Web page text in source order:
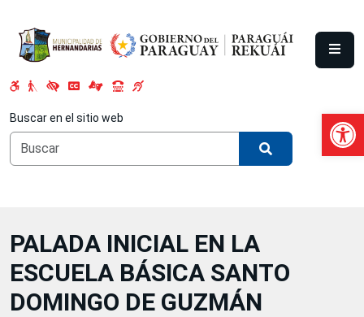
Abrir
Buscar en el sitio web
PALADA INICIAL EN LA
ESCUELA BÁSICA SANTO
DOMINGO DE GUZMÁN